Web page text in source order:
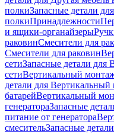
полкиЗапасные детали
полкиПринадлежности
и ящики-органайзеры
раковинСмесители для
Смесители для раковин
сетиЗапасные детали для
сетиВертикальный
детали для
батарейВертикальный
генератораЗапасные
питание от генератора
смесительЗапасные